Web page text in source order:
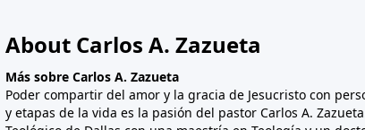
About Carlos A. Zazueta
Más sobre Carlos A. Zazueta
Poder compartir del amor y la gracia de Jesucristo con
y etapas de la vida es la pasión del pastor Carlos A.